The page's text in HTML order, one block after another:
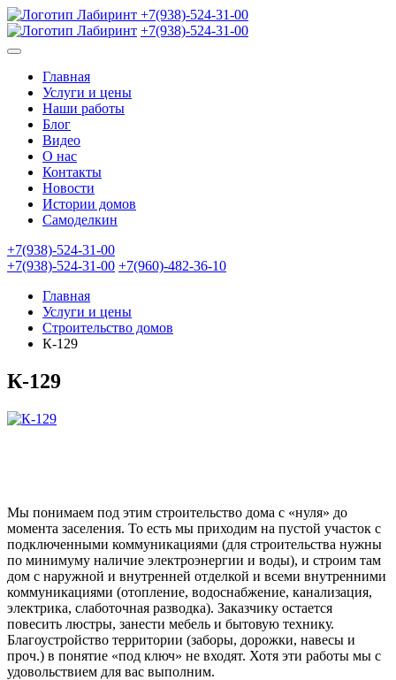
+7(938)-524-31-00
+7(938)-524-31-00
Главная
Услуги и цены
Наши работы
Блог
Видео
О нас
Контакты
Новости
Истории домов
Самоделкин
+7(938)-524-31-00
+7(938)-524-31-00 +7(960)-482-36-10
Главная
Услуги и цены
Строительство домов
К-129
К-129
Мы понимаем под этим строительство дома с «нуля» до
момента заселения. То есть мы приходим на пустой участок с
подключенными коммуникациями (для строительства нужны
по минимуму наличие электроэнергии и воды), и строим там
дом с наружной и внутренней отделкой и всеми внутренними
коммуникациями (отопление, водоснабжение, канализация,
электрика, слаботочная разводка). Заказчику остается
повесить люстры, занести мебель и бытовую технику.
Благоустройство территории (заборы, дорожки, навесы и
проч.) в понятие «под ключ» не входят. Хотя эти работы мы с
удовольствием для вас выполним.